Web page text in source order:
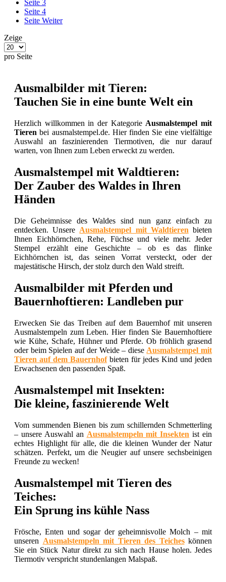
Seite 3
Seite 4
Seite Weiter
Zeige
pro Seite
Ausmalbilder mit Tieren:
Tauchen Sie in eine bunte Welt ein
Herzlich willkommen in der Kategorie Ausmalstempel mit
Tieren bei ausmalstempel.de. Hier finden Sie eine vielfältige
Auswahl an faszinierenden Tiermotiven, die nur darauf
warten, von Ihnen zum Leben erweckt zu werden.
Ausmalstempel mit Waldtieren:
Der Zauber des Waldes in Ihren
Händen
Die Geheimnisse des Waldes sind nun ganz einfach zu
entdecken. Unsere Ausmalstempel mit Waldtieren bieten
Ihnen Eichhörnchen, Rehe, Füchse und viele mehr. Jeder
Stempel erzählt eine Geschichte – ob es das flinke
Eichhörnchen ist, das seinen Vorrat versteckt, oder der
majestätische Hirsch, der stolz durch den Wald streift.
Ausmalbilder mit Pferden und
Bauernhoftieren: Landleben pur
Erwecken Sie das Treiben auf dem Bauernhof mit unseren
Ausmalstempeln zum Leben. Hier finden Sie Bauernhoftiere
wie Kühe, Schafe, Hühner und Pferde. Ob fröhlich grasend
oder beim Spielen auf der Weide – diese Ausmalstempel mit
Tieren auf dem Bauernhofbieten für jedes Kind und jeden
Erwachsenen den passenden Spaß.
Ausmalstempel mit Insekten:
Die kleine, faszinierende Welt
Vom summenden Bienen bis zum schillernden Schmetterling
– unsere Auswahl an Ausmalstempeln mit Insekten ist ein
echtes Highlight für alle, die die kleinen Wunder der Natur
schätzen. Perfekt, um die Neugier auf unsere sechsbeinigen
Freunde zu wecken!
Ausmalstempel mit Tieren des
Teiches:
Ein Sprung ins kühle Nass
Frösche, Enten und sogar der geheimnisvolle Molch – mit
unseren Ausmalstempeln mit Tieren des Teicheskönnen
Sie ein Stück Natur direkt zu sich nach Hause holen. Jedes
Tiermotiv verspricht stundenlangen Malspaß.